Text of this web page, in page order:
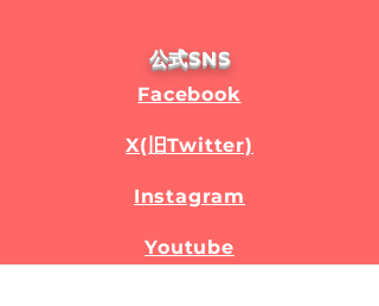
公式SNS
Facebook
X(旧Twitter)
Instagram
Youtube